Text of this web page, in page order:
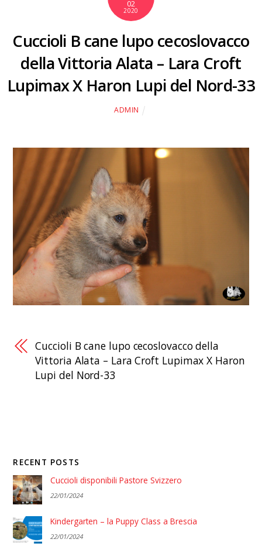
02
2020
Cuccioli B cane lupo cecoslovacco
della Vittoria Alata – Lara Croft
Lupimax X Haron Lupi del Nord-33
ADMIN
Cuccioli B cane lupo cecoslovacco della
Vittoria Alata – Lara Croft Lupimax X Haron
Lupi del Nord-33
RECENT POSTS
Cuccioli disponibili Pastore Svizzero
22/01/2024
Kindergarten – la Puppy Class a Brescia
22/01/2024